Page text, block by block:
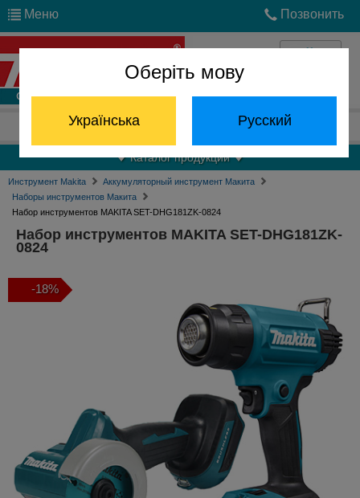
Оберіть мову
Українська Русский
Меню Позвонить
Войти
Отдел запчастей: (068) 824-24-24
Каталог продукции
Инструмент Makita
Аккумуляторный инструмент Макита
Наборы инструментов Макита
Набор инструментов MAKITA SET-DHG181ZK-0824
Набор инструментов MAKITA SET-DHG181ZK-
0824
-18%